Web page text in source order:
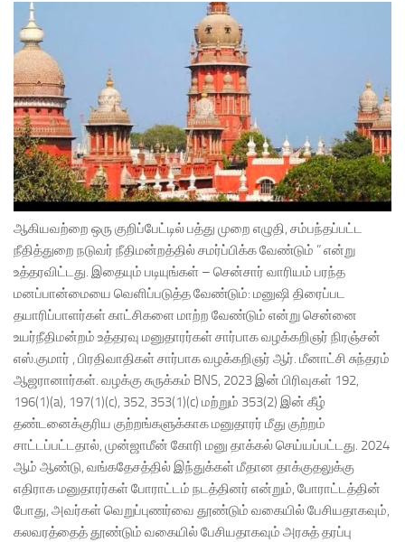
ஆகியவற்றை ஒரு குறிப்பேட்டில் பத்து முறை எழுதி, சம்பந்தப்பட்ட
நீதித்துறை நடுவர் நீதிமன்றத்தில் சமர்ப்பிக்க வேண்டும் ” என்று
உத்தரவிட்டது. இதையும் படியுங்கள் – சென்சார் வாரியம் பரந்த
மனப்பான்மையை வெளிப்படுத்த வேண்டும்: மனுஷி திரைப்பட
தயாரிப்பாளர்கள் காட்சிகளை மாற்ற வேண்டும் என்று சென்னை
உயர்நீதிமன்றம் உத்தரவு மனுதாரர்கள் சார்பாக வழக்கறிஞர் நிரஞ்சன்
எஸ்.குமார் , பிரதிவாதிகள் சார்பாக வழக்கறிஞர் ஆர். மீனாட்சி சுந்தரம்
ஆஜரானார்கள். வழக்கு சுருக்கம் BNS, 2023 இன் பிரிவுகள் 192,
196(1)(a), 197(1)(c), 352, 353(1)(c) மற்றும் 353(2) இன் கீழ்
தண்டனைக்குரிய குற்றங்களுக்காக மனுதாரர் மீது குற்றம்
சாட்டப்பட்டதால், முன்ஜாமீன் கோரி மனு தாக்கல் செய்யப்பட்டது. 2024
ஆம் ஆண்டு, வங்கதேசத்தில் இந்துக்கள் மீதான தாக்குதலுக்கு
எதிராக மனுதாரர்கள் போராட்டம் நடத்தினர் என்றும், போராட்டத்தின்
போது, ​​அவர்கள் வெறுப்புணர்வை தூண்டும் வகையில் பேசியதாகவும்,
கலவரத்தைத் தூண்டும் வகையில் பேசியதாகவும் அரசுத் தரப்பு